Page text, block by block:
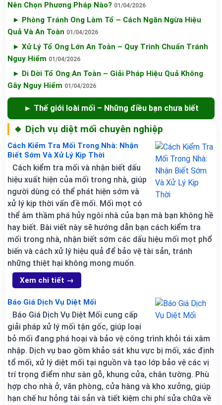
Nên Chọn Phương Pháp Nào? 01/04/2026
► Phòng Tránh Ong Làm Tổ – Cách Ngăn Ngừa Hiệu
Quả Và An Toàn 01/04/2026
► Xử Lý Tổ Ong Lớn An Toàn – Quy Trình Chuẩn Tránh
Nguy Hiểm 01/04/2026
► Di Dời Tổ Ong An Toàn – Giải Pháp Hiệu Quả Không
Gây Nguy Hiểm 01/04/2026
► Thế giới loài mối – Những điều bạn chưa biết
🔸 Dịch vụ diệt mối chuyên nghiệp
Cách Kiểm Tra Mối Trong Nhà: Nhận
Biết Sớm Và Xử Lý Kịp Thời
Cách kiểm tra mối và nhận biết dấu
hiệu xuất hiện của mối trong nhà, giúp
người dùng có thể phát hiện sớm và
xử lý kịp thời vấn đề mối. Mối mọt có
thể âm thầm phá hủy ngôi nhà của bạn mà bạn không hề
hay biết. Bài viết này sẽ hướng dẫn bạn cách kiểm tra
mối trong nhà, nhận biết sớm các dấu hiệu mối mọt phổ
biến và cách xử lý hiệu quả để bảo vệ tài sản, tránh
những thiệt hại không mong muốn.
Xem chi tiết →
Báo Giá Dịch Vụ Diệt Mối
Báo Giá Dịch Vụ Diệt Mối cung cấp
giải pháp xử lý mối tận gốc, giúp loại
bỏ mối đang phá hoại và bảo vệ công trình khỏi tái xâm
nhập. Dịch vụ bao gồm khảo sát khu vực bị mối, xác định
tổ mối, xử lý diệt mối tại nguồn và tạo lớp bảo vệ các vị
trí trọng điểm như sàn gỗ, khung cửa, chân tường. Phù
hợp cho nhà ở, văn phòng, cửa hàng và kho xưởng, giúp
hạn chế hư hỏng tài sản và tiết kiệm chi phí sửa chữa về